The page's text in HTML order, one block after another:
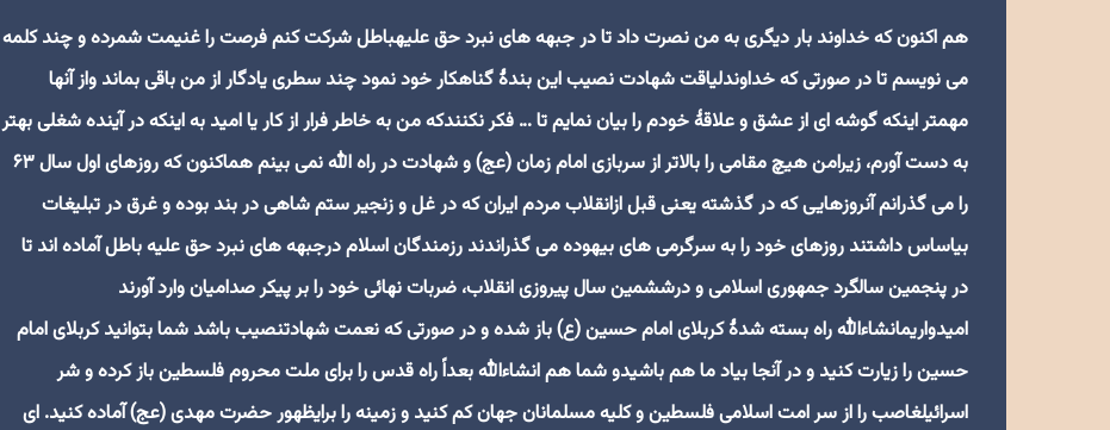
هم اکنون که خداوند بار دیگری به من نصرت داد تا در جبهه های نبرد حق علیهباطل شرکت کنم فرصت را غنیمت شمرده و چند کلمه
می نویسم تا در صورتی که خداوندلیاقت شهادت نصیب این بندۀ گناهکار خود نمود چند سطری یادگار از من باقی بماند واز آنها
مهمتر اینکه گوشه ای از عشق و علاقۀ خودم را بیان نمایم تا … فکر نکنندکه من به خاطر فرار از کار یا امید به اینکه در آینده شغلی بهتر
به دست آورم، زیرامن هیچ مقامی را بالاتر از سربازی امام زمان (عج) و شهادت در راه الله نمی بینم هماکنون که روزهای اول سال ۶۳
را می گذرانم آنروزهایی که در گذشته یعنی قبل ازانقلاب مردم ایران که در غل و زنجیر ستم شاهی در بند بوده و غرق در تبلیغات
بیاساس داشتند روزهای خود را به سرگرمی های بیهوده می گذراندند رزمندگان اسلام درجبهه های نبرد حق علیه باطل آماده اند تا
در پنجمین سالگرد جمهوری اسلامی و درششمین سال پیروزی انقلاب، ضربات نهائی خود را بر پیکر صدامیان وارد آورند
امیدواریمانشاءالله راه بسته شدۀ کربلای امام حسین (ع) باز شده و در صورتی که نعمت شهادتنصیب باشد شما بتوانید کربلای امام
حسین را زیارت کنید و در آنجا بیاد ما هم باشیدو شما هم انشاءالله بعداً راه قدس را برای ملت محروم فلسطین باز کرده و شر
اسرائیلغاصب را از سر امت اسلامی فلسطین و کلیه مسلمانان جهان کم کنید و زمینه را برایظهور حضرت مهدی (عج) آماده کنید. ای